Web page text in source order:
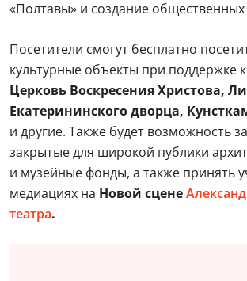
«Полтавы» и создание общественных
Посетители смогут бесплатно
культурные объекты при поддержке
Церковь Воскресения Христова,
Екатерининского дворца,
и другие. Также будет возможность
закрытые для широкой публики
и музейные фонды, а также принять
медиациях на Новой сцене
театра.